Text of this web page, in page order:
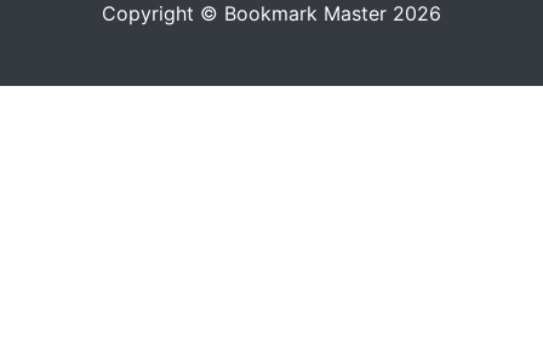
Copyright © Bookmark Master 2026